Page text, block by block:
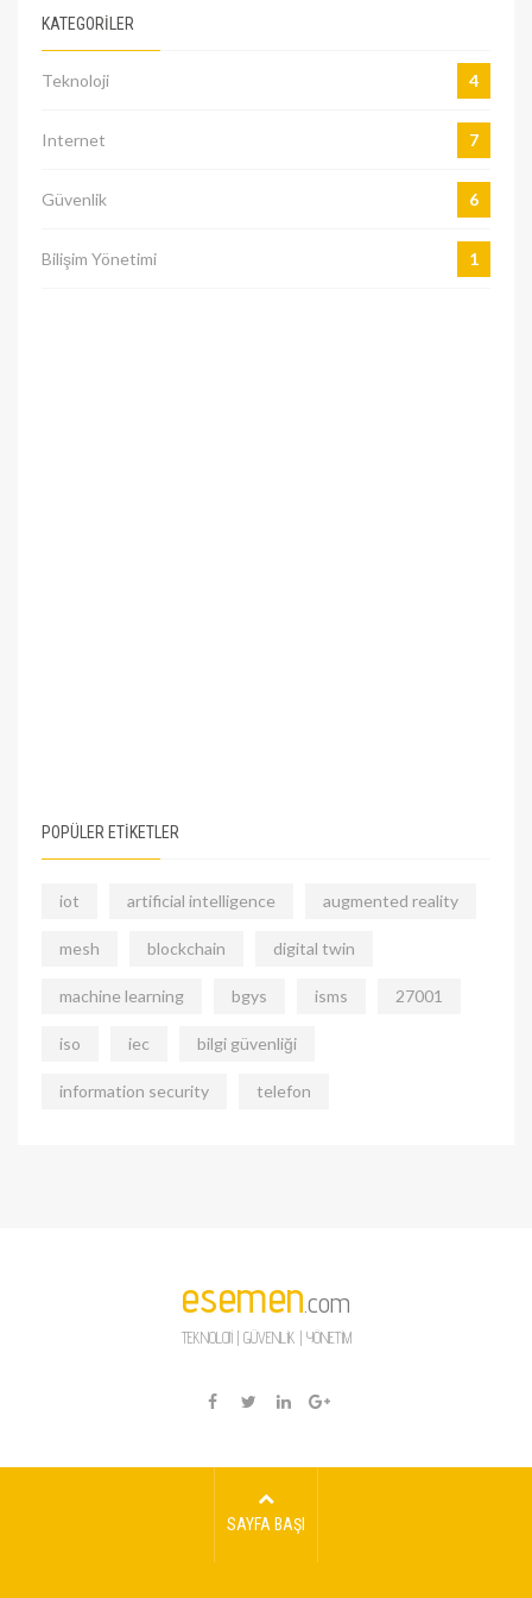
KATEGORILER
Teknoloji 4
Internet 7
Güvenlik 6
Bilişim Yönetimi 1
POPÜLER ETİKETLER
iot artificial intelligence augmented reality
mesh blockchain digital twin
machine learning bgys isms 27001
iso iec bilgi güvenliği
information security telefon
esemen.com
TEKNOLOJİ | GÜVENLİK | YÖNETİM
SAYFA BAŞI